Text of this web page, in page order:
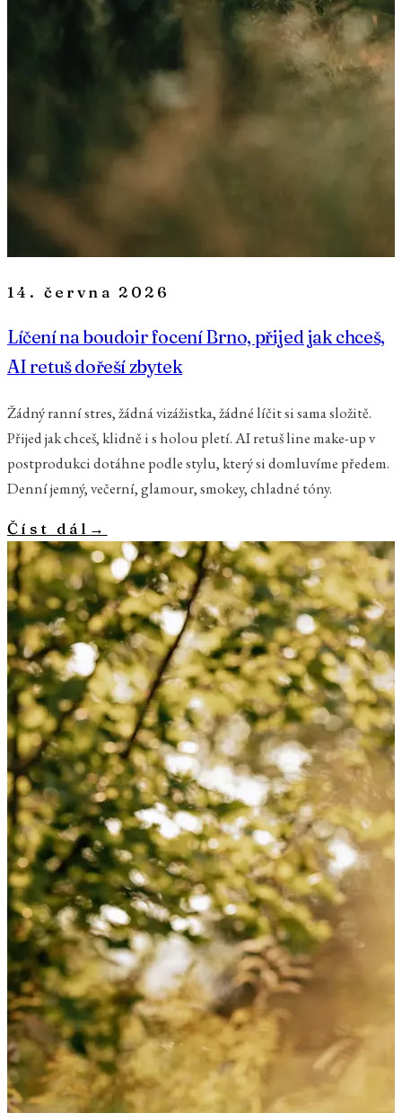
14. června 2026
Líčení na boudoir focení Brno, přijed jak chceš,
AI retuš dořeší zbytek
Žádný ranní stres, žádná vizážistka, žádné líčit si sama složitě.
Přijed jak chceš, klidně i s holou pletí. AI retuš line make-up v
postprodukci dotáhne podle stylu, který si domluvíme předem.
Denní jemný, večerní, glamour, smokey, chladné tóny.
Číst dál →